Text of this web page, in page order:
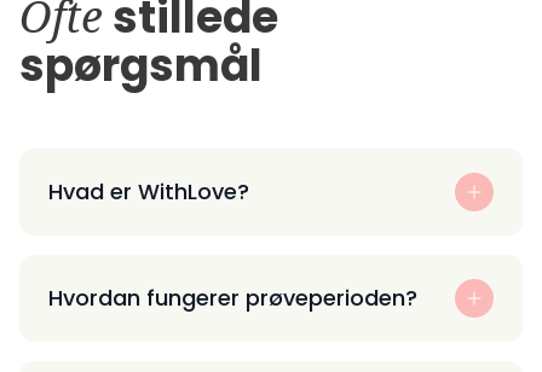
Ofte stillede
spørgsmål
Hvad er WithLove?
Hvordan fungerer prøveperioden?